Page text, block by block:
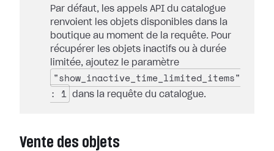
Par défaut, les appels API du catalogue
renvoient les objets disponibles dans la
boutique au moment de la requête. Pour
récupérer les objets inactifs ou à durée
limitée, ajoutez le paramètre
"show_inactive_time_limited_items"
: 1
dans la requête du catalogue.
Vente des objets